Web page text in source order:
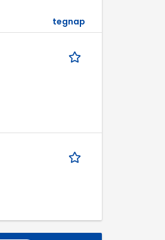
tegnap